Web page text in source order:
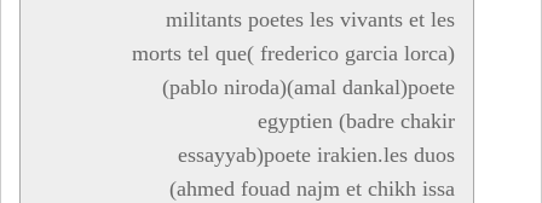
militants poetes les vivants et les
morts tel que( frederico garcia lorca)
(pablo niroda)(amal dankal)poete
egyptien (badre chakir
essayyab)poete irakien.les duos
(ahmed fouad najm et chikh issa